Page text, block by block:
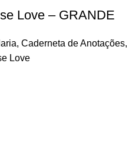
Love – GRANDE
, Caderneta de Anotações,
Love